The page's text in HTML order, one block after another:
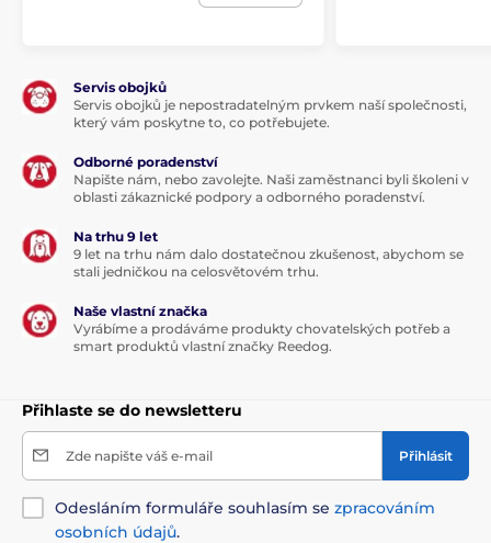
Servis obojků
Servis obojků je nepostradatelným prvkem naší společnosti,
který vám poskytne to, co potřebujete.
Odborné poradenství
Napište nám, nebo zavolejte. Naši zaměstnanci byli školeni v
oblasti zákaznické podpory a odborného poradenství.
Na trhu 9 let
9 let na trhu nám dalo dostatečnou zkušenost, abychom se
stali jedničkou na celosvětovém trhu.
Naše vlastní značka
Vyrábíme a prodáváme produkty chovatelských potřeb a
smart produktů vlastní značky Reedog.
Přihlaste se do newsletteru
Zde napište váš e-mail Přihlásit
Odesláním formuláře souhlasím se zpracováním
osobních údajů.